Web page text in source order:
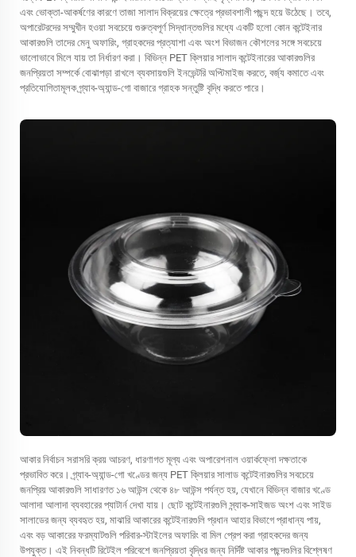
এবং ভোক্তা-আকর্ষণের কারণে তাজা সালাদ বিক্রয়ের ক্ষেত্রে প্রভাবশালী পছন্দ হয়ে উঠেছে। তবে,
অপারেটরদের সম্মুখীন হওয়া সবচেয়ে গুরুত্বপূর্ণ সিদ্ধান্তগুলির মধ্যে একটি হলো কোন কন্টেইনার
আকারগুলি তাদের মেনু অফারিং, গ্রাহকদের প্রত্যাশা এবং অংশ বিভাজন কৌশলের সঙ্গে সবচেয়ে
ভালোভাবে মিলে যায় তা নির্ধারণ করা। বিভিন্ন PET ক্লিয়ার সালাদ কন্টেইনারের আকারগুলির
জনপ্রিয়তা সম্পর্কে বোঝাপড়া রাখলে ব্যবসায়গুলি ইনভেন্টরি অপ্টিমাইজ করতে, বর্জ্য কমাতে এবং
প্রতিযোগিতামূলক গ্র্যাব-অ্যান্ড-গো বাজারে গ্রাহক সন্তুষ্টি বৃদ্ধি করতে পারে।
আকার নির্বাচন সরাসরি ক্রয় আচরণ, ধারণাগত মূল্য এবং অপারেশনাল ওয়ার্কফ্লো দক্ষতাকে
প্রভাবিত করে। গ্র্যাব-অ্যান্ড-গো খণ্ডের জন্য PET ক্লিয়ার সালাড কন্টেইনারগুলির সবচেয়ে
জনপ্রিয় আকারগুলি সাধারণত ১৬ আউন্স থেকে ৪৮ আউন্স পর্যন্ত হয়, যেখানে বিভিন্ন বাজার খণ্ডে
আলাদা আলাদা ব্যবহারের প্যাটার্ন দেখা যায়। ছোট কন্টেইনারগুলি স্ন্যাক-সাইজড অংশ এবং সাইড
সালাডের জন্য ব্যবহৃত হয়, মাঝারি আকারের কন্টেইনারগুলি প্রধান আহার বিভাগে প্রাধান্য পায়,
এবং বড় আকারের ফরম্যাটগুলি পরিবার-স্টাইলের অফারিং বা মিল প্রেপ করা গ্রাহকদের জন্য
উপযুক্ত। এই নিবন্ধটি রিটেইল পরিবেশে জনপ্রিয়তা বৃদ্ধির জন্য নির্দিষ্ট আকার পছন্দগুলির বিশ্লেষণ